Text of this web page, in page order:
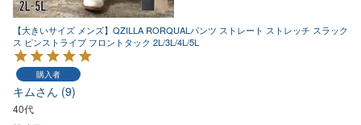
【大きいサイズ メンズ】QZILLA RORQUALパンツ ストレート ストレッチ スラック
ス ピンストライプ フロントタック 2L/3L/4L/5L
購入者
キム 9
40代